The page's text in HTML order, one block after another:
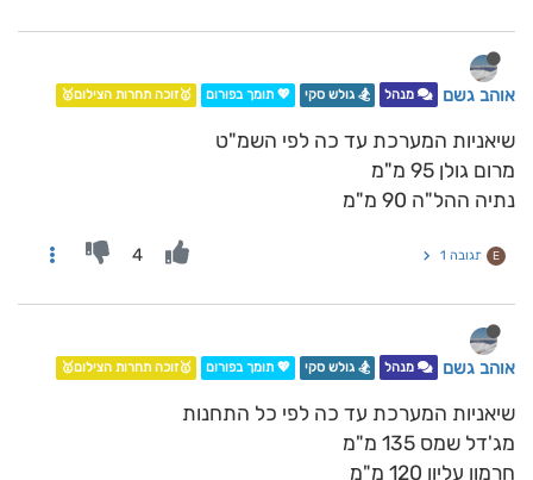
אוהב גשם מנהל 🏂 גולש סקי 💖 תומך בפורום 🥇זוכה תחרות הצילום🥇
שיאניות המערכת עד כה לפי השמ"ט
מרום גולן 95 מ"מ
נתיה ההל"ה 90 מ"מ
E תגובה 1 4
אוהב גשם מנהל 🏂 גולש סקי 💖 תומך בפורום 🥇זוכה תחרות הצילום🥇
שיאניות המערכת עד כה לפי כל התחנות
מג'דל שמס 135 מ"מ
חרמון עליון 120 מ"מ